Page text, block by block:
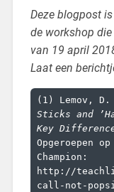
Deze blogpost
de workshop
van 19 april
Laat een
(1) Lemov,
Sticks and
Key
Opgeroepen
Champion:
http://
call-not-